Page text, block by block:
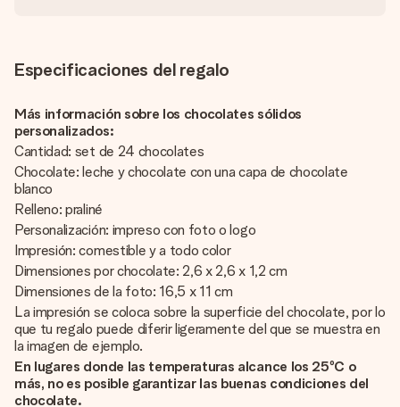
Especificaciones del regalo
Más información sobre los chocolates sólidos
personalizados:
Cantidad: set de 24 chocolates
Chocolate: leche y chocolate con una capa de chocolate
blanco
Relleno: praliné
Personalización: impreso con foto o logo
Impresión: comestible y a todo color
Dimensiones por chocolate: 2,6 x 2,6 x 1,2 cm
Dimensiones de la foto: 16,5 x 11 cm
La impresión se coloca sobre la superficie del chocolate, por lo
que tu regalo puede diferir ligeramente del que se muestra en
la imagen de ejemplo.
En lugares donde las temperaturas alcance los 25ºC o
más, no es posible garantizar las buenas condiciones del
chocolate.